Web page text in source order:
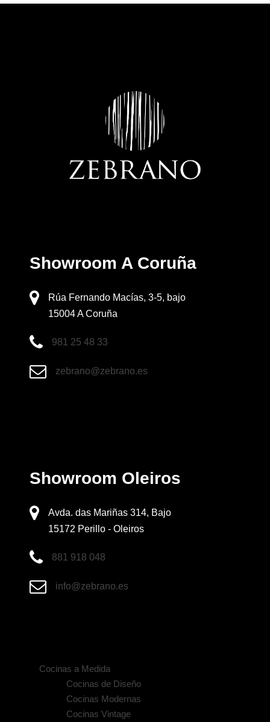
Showroom A Coruña
Rúa Fernando Macías, 3-5, bajo
15004 A Coruña
981 25 48 33
zebrano@zebrano.es
Showroom Oleiros
Avda. das Mariñas 314, Bajo
15172 Perillo - Oleiros
881 918 048
info@zebrano.es
Cocinas a Medida
Cocinas de Diseño
Cocinas Modernas
Cocinas Vintage